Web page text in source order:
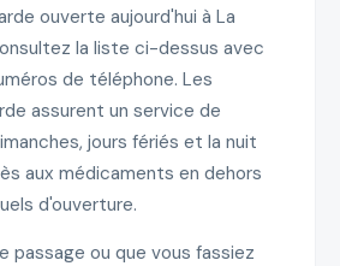
ouverte aujourd'hui à La
la liste ci-dessus avec
de téléphone. Les
assurent un service de
jours fériés et la nuit
aux médicaments en dehors
d'ouverture.
passage ou que vous fassiez